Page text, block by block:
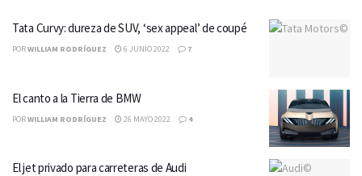
Tata Curvy: dureza de SUV, ‘sex appeal’ de coupé
PORWILLIAM RODRÍGUEZ 6 JUNIO 2022 7
El canto a la Tierra de BMW
PORWILLIAM RODRÍGUEZ 26 MAYO 2022 4
El jet privado para carreteras de Audi